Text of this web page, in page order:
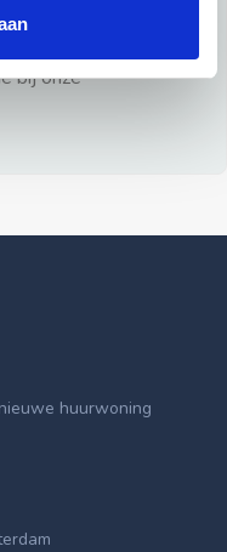
bij onze
huurwoning